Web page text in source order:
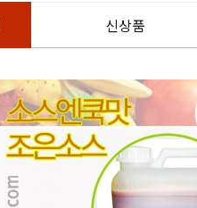
신상품